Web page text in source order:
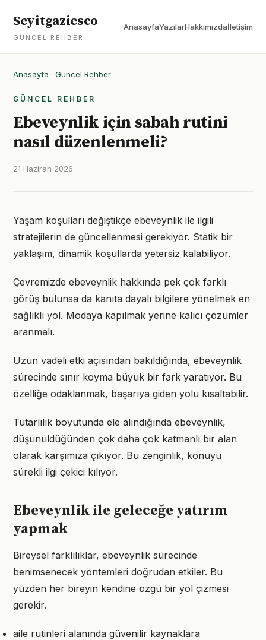
Seyitgaziesco
GÜNCEL REHBER
AnasayfaYazılarHakkımızdaİletişim
Anasayfa · Güncel Rehber
GÜNCEL REHBER
Ebeveynlik için sabah rutini
nasıl düzenlenmeli?
21 Haziran 2026
Yaşam koşulları değiştikçe ebeveynlik ile ilgili
stratejilerin de güncellenmesi gerekiyor. Statik bir
yaklaşım, dinamik koşullarda yetersiz kalabiliyor.
Çevremizde ebeveynlik hakkında pek çok farklı
görüş bulunsa da kanıta dayalı bilgilere yönelmek en
sağlıklı yol. Modaya kapılmak yerine kalıcı çözümler
aranmalı.
Uzun vadeli etki açısından bakıldığında, ebeveynlik
sürecinde sınır koyma büyük bir fark yaratıyor. Bu
özelliğe odaklanmak, başarıya giden yolu kısaltabilir.
Tutarlılık boyutunda ele alındığında ebeveynlik,
düşünüldüğünden çok daha çok katmanlı bir alan
olarak karşımıza çıkıyor. Bu zenginlik, konuyu
sürekli ilgi çekici kılıyor.
Ebeveynlik ile geleceğe yatırım
yapmak
Bireysel farklılıklar, ebeveynlik sürecinde
benimsenecek yöntemleri doğrudan etkiler. Bu
yüzden her bireyin kendine özgü bir yol çizmesi
gerekir.
aile rutinleri alanında güvenilir kaynaklara